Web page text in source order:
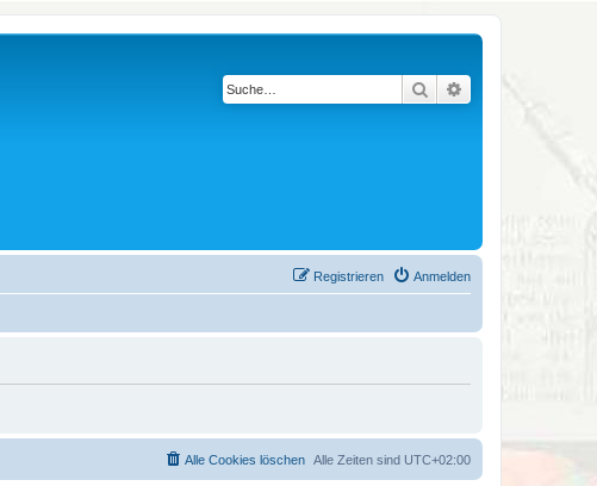
Suche Erweiterte Suche
Anmelden
Registrieren
Alle Zeiten sind UTC+02:00
Alle Cookies löschen